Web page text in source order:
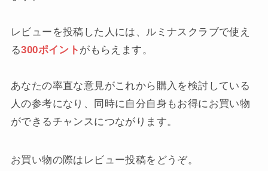
レビューを投稿した人には、ルミナスクラブで使え
る300ポイント がもらえます。
あなたの率直な意見がこれから購入を検討している
人の参考になり、同時に自分自身もお得にお買い物
ができるチャンスにつながります。
お買い物の際はレビュー投稿をどうぞ。